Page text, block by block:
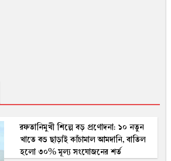
রফতানিমুখী শিল্পে বড় প্রণোদনা: ১০ নতুন
খাতে বন্ড ছাড়াই কাঁচামাল আমদানি, বাতিল
হলো ৩০% মূল্য সংযোজনের শর্ত